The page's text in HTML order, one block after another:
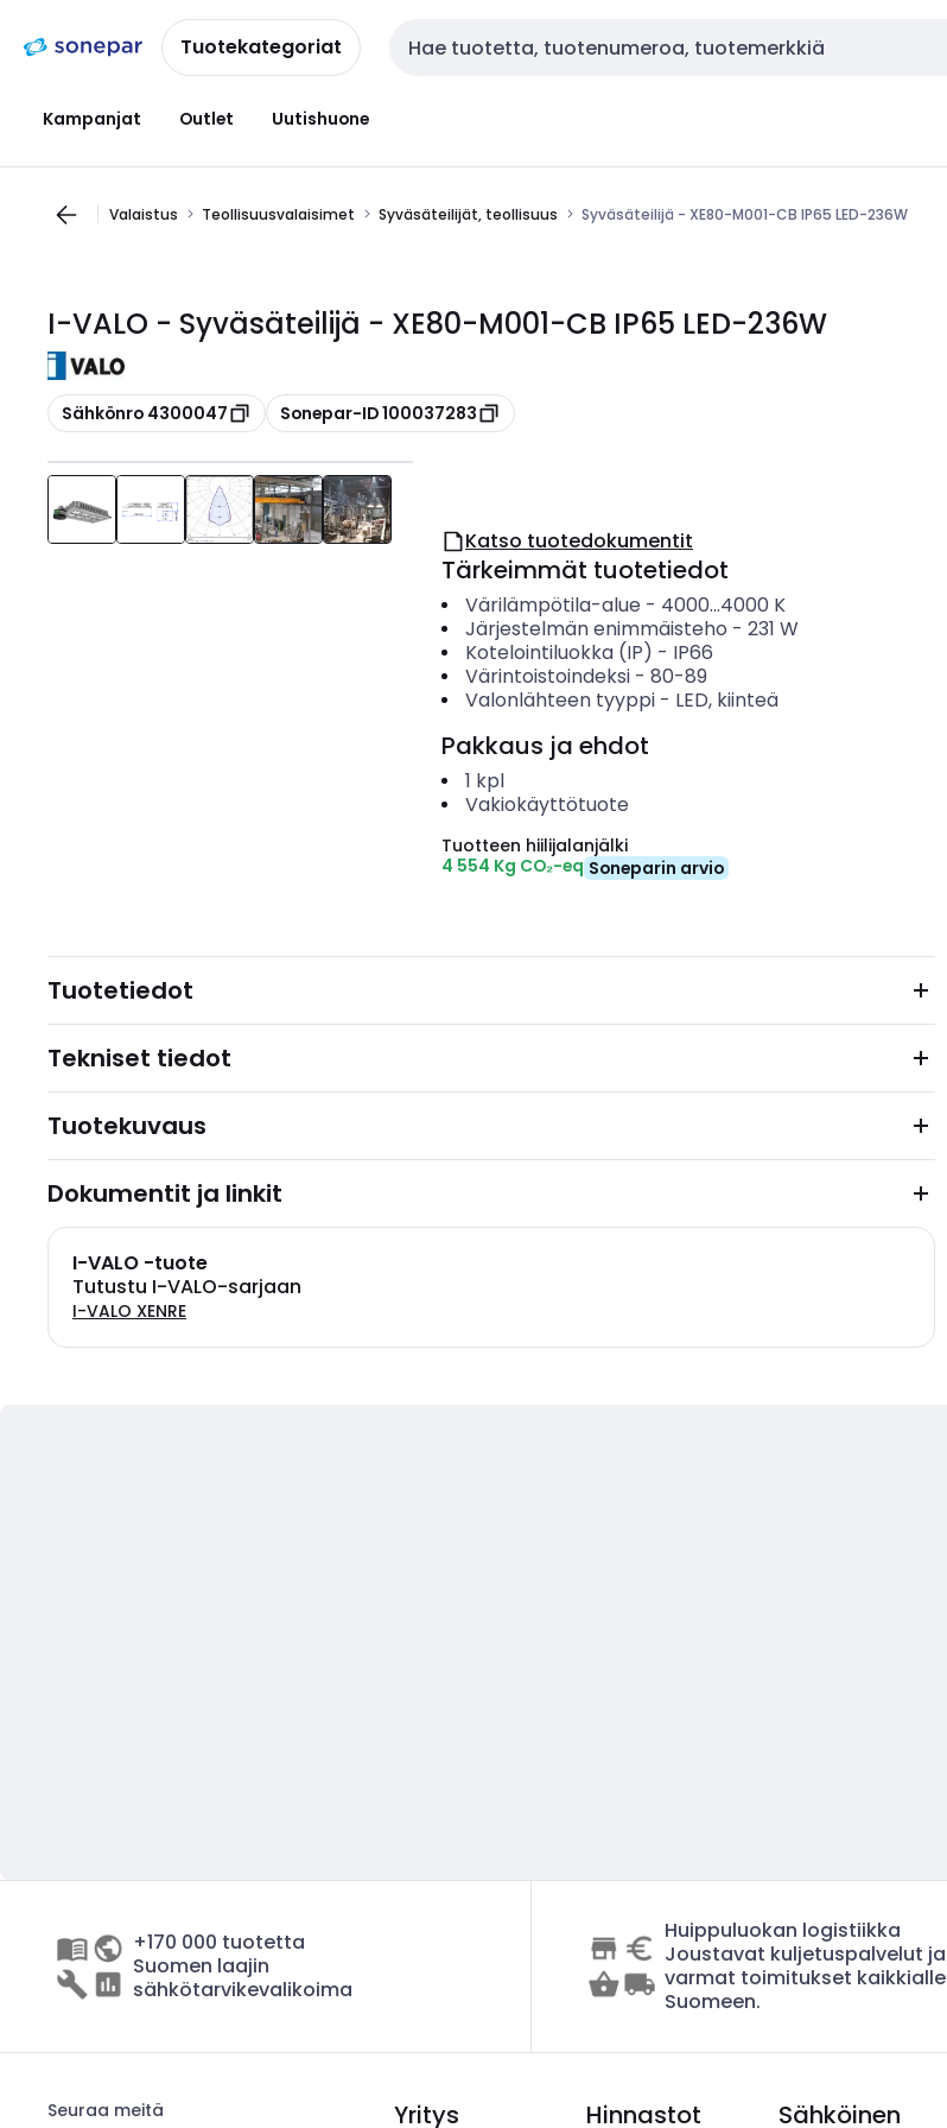
navigointiinsisältöönTuotekategoriat Haku
Kampanjat Outlet Uutishuone
Valaistus Teollisuusvalaisimet Syväsäteilijät, teollisuus Syväsäteilijä - XE80-M001-CB IP65 LED-236W
I-VALO - Syväsäteilijä - XE80-M001-CB IP65 LED-236W
Kopioi
Sähkönro 4300047 Kopioi
Sonepar-ID 100037283
Katso tuotedokumentit
Tärkeimmät tuotetiedot
Värilämpötila-alue - 4000...4000 K
Järjestelmän enimmäisteho - 231 W
Kotelointiluokka (IP) - IP66
Värintoistoindeksi- 80-89
Valonlähteen tyyppi- LED, kiinteä
Pakkaus ja ehdot
1 kpl
Vakiokäyttötuote
Tuotteen hiilijalanjälki
4 554 Kg CO₂-eq Soneparin arvio
Tuotetiedot
Tekniset tiedot
Tuotekuvaus
Dokumentit ja linkit
I-VALO -tuote
Tutustu I-VALO-sarjaan
I-VALO XENRE
+170 000 tuotetta
Suomen laajin
sähkötarvikevalikoima
Huippuluokan logistiikka
Joustavat kuljetuspalvelut ja
varmat toimitukset kaikkialle
Suomeen.
Seuraa meitä Yritys Hinnastot
Sähköinen